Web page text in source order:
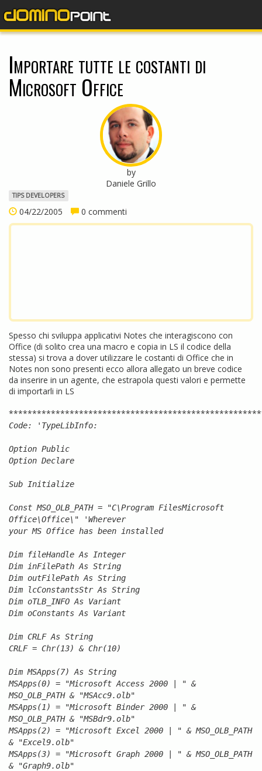
Importare tutte le costanti di
Microsoft Office
by
Daniele Grillo
TIPS DEVELOPERS
04/22/2005 0 commenti
Spesso chi sviluppa applicativi Notes che interagiscono con
Office (di solito crea una macro e copia in LS il codice della
stessa) si trova a dover utilizzare le costanti di Office che in
Notes non sono presenti ecco allora allegato un breve codice
da inserire in un agente, che estrapola questi valori e permette
di importarli in LS
Code: 'TypeLibInfo:
Option Public
Option Declare
Sub Initialize
Const MSO_OLB_PATH = "C\Program FilesMicrosoft
Office\Office\" 'Wherever
your MS Office has been installed
Dim fileHandle As Integer
Dim inFilePath As String
Dim outFilePath As String
Dim lcConstantsStr As String
Dim oTLB_INFO As Variant
Dim oConstants As Variant
Dim CRLF As String
CRLF = Chr(13) & Chr(10)
Dim MSApps(7) As String
MSApps(0) = "Microsoft Access 2000 | " &
MSO_OLB_PATH & "MSAcc9.olb"
MSApps(1) = "Microsoft Binder 2000 | " &
MSO_OLB_PATH & "MSBdr9.olb"
MSApps(2) = "Microsoft Excel 2000 | " & MSO_OLB_PATH
& "Excel9.olb"
MSApps(3) = "Microsoft Graph 2000 | " & MSO_OLB_PATH
& "Graph9.olb"